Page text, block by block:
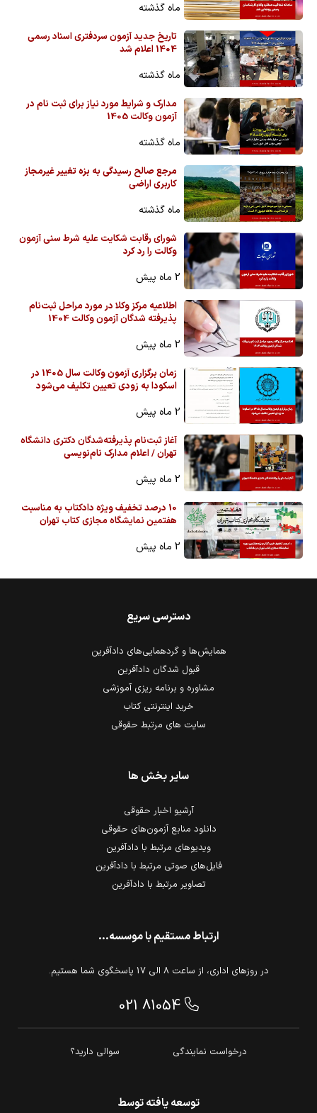
ماه گذشته
تاریخ جدید آزمون سردفتری اسناد رسمی
1404 اعلام شد
ماه گذشته
مدارک و شرایط مورد نیاز برای ثبت نام در
آزمون وکالت 1405
ماه گذشته
مرجع صالح رسیدگی به بزه تغییر غیرمجاز
کاربری اراضی
ماه گذشته
شورای رقابت شکایت علیه شرط سنی آزمون
وکالت را رد کرد
2 ماه پیش
اطلاعیه مرکز وکلا در مورد مراحل ثبت‌نام
پذیرفته شدگان آزمون وکالت 1404
2 ماه پیش
زمان برگزاری آزمون وکالت سال 1405 در
اسکودا به زودی تعیین تکلیف می‌شود
2 ماه پیش
آغاز ثبت‌نام پذیرفته‌شدگان دکتری دانشگاه
تهران / اعلام مدارک نام‌نویسی
2 ماه پیش
10 درصد تخفیف ویژه دادکتاب به مناسبت
هفتمین نمایشگاه مجازی کتاب تهران
2 ماه پیش
ارتباط مستقیم با موسسه...
در روزهای اداری، از ساعت 8 الی 17 پاسخگوی شما هستیم.
021 81054
درخواست نمایندگی سوالی دارید؟
دسترسی سریع
همایش‌ها و گردهمایی‌های دادآفرین
قبول شدگان دادآفرین
مشاوره و برنامه ریزی آموزشی
خرید اینترنتی کتاب
سایت های مرتبط حقوقی
سایر بخش ها
آرشیو اخبار حقوقی
دانلود منابع آزمون‌های حقوقی
ویدیوهای مرتبط با دادآفرین
فایل‌های صوتی مرتبط با دادآفرین
تصاویر مرتبط با دادآفرین
توسعه یافته توسط